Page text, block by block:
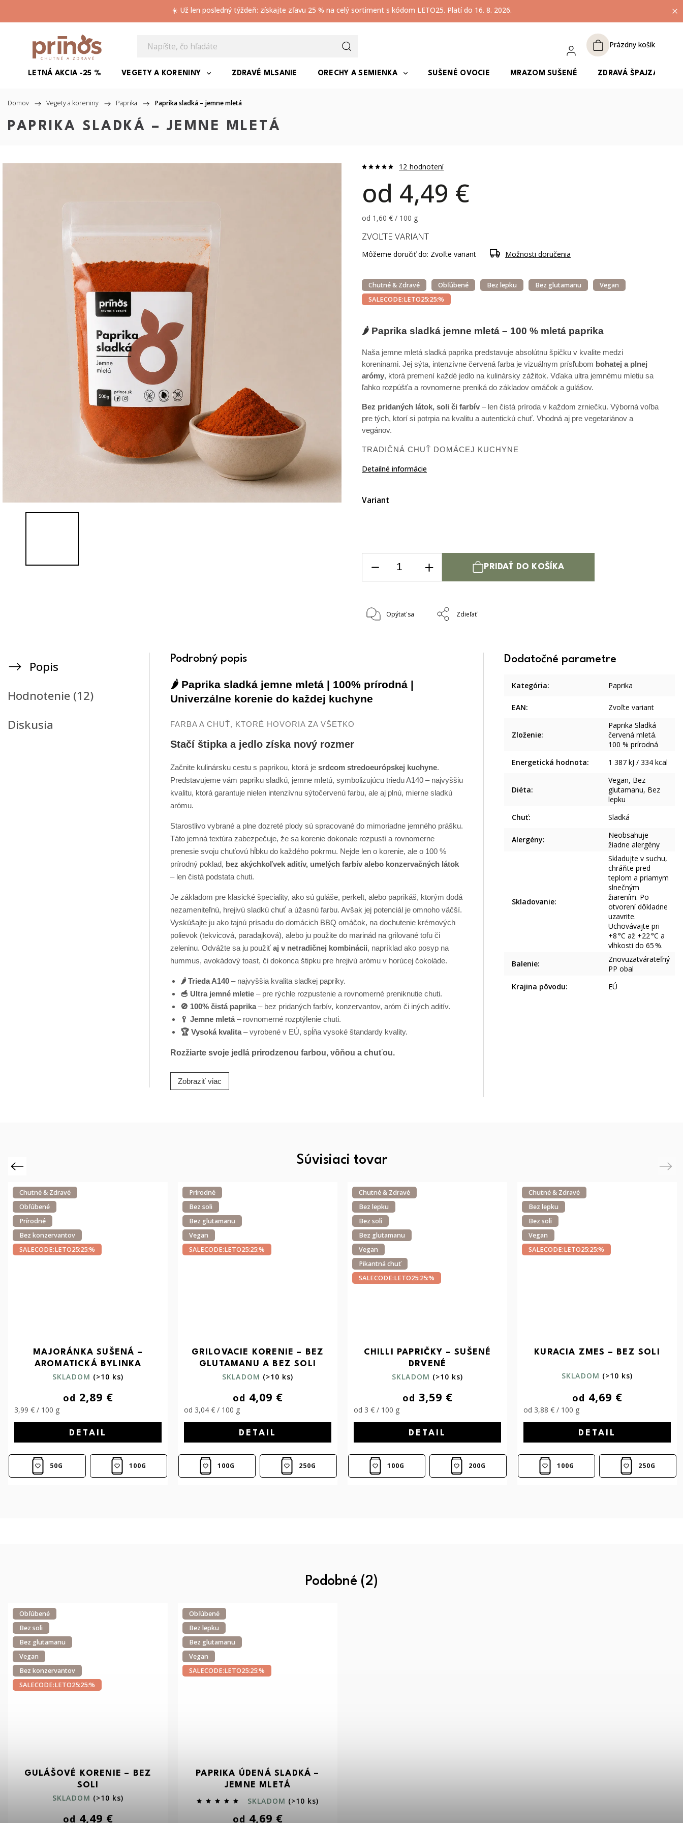
Prázdny košík
LETNÁ AKCIA -25 % VEGETY A KORENINY ZDRAVÉ MLSANIE ORECHY A SEMIENKA SUŠENÉ OVOCIE MRAZOM SUŠENÉ ZDRAVÁ ŠPAJZA
☀️ Už len posledný týždeň: získajte zľavu 25 % na celý sortiment s kódom LETO25. Platí do 16. 8. 2026.
Domov / Vegety a koreniny / Paprika / Paprika sladká – jemne mletá
PAPRIKA SLADKÁ – JEMNE MLETÁ
12 hodnotení
od 4,49 €
od 1,60 € / 100 g
Chutné & Zdravé Obľúbené Bez lepku Bez glutamanu
Vegan
SALECODE:LETO25:25:%
🌶️ Paprika sladká jemne mletá – 100 % mletá paprika
Naša jemne mletá sladká paprika predstavuje absolútnu špičku v kvalite medzi
koreninami. Jej sýta, intenzívne červená farba je vizuálnym prísľubom bohatej a plnej
arómy, ktorá premení každé jedlo na kulinársky zážitok. Vďaka ultra jemnému mletiu sa
ľahko rozpúšťa a rovnomerne preniká do základov omáčok a gulášov.
Bez pridaných látok, soli či farbív – len čistá príroda v každom zrniečku. Výborná voľba
pre tých, ktorí si potrpia na kvalitu a autentickú chuť. Vhodná aj pre vegetariánov a
vegánov.
TRADIČNÁ CHUŤ DOMÁCEJ KUCHYNE
Detailné informácie
Variant
ZVOĽTE VARIANT
Môžeme doručiť do: Zvoľte variant Možnosti doručenia
PRIDAŤ DO KOŠÍKA
Opýtať sa Zdieľať
Popis
Hodnotenie (12)
Diskusia
Podrobný popis
🌶️ Paprika sladká jemne mletá | 100% prírodná |
Univerzálne korenie do každej kuchyne
FARBA A CHUŤ, KTORÉ HOVORIA ZA VŠETKO
Stačí štipka a jedlo získa nový rozmer
Začnite kulinársku cestu s paprikou, ktorá je srdcom stredoeurópskej kuchyne.
Predstavujeme vám papriku sladkú, jemne mletú, symbolizujúcu triedu A140 – najvyššiu
kvalitu, ktorá garantuje nielen intenzívnu sýtočervenú farbu, ale aj plnú, mierne sladkú
arómu.
Starostlivo vybrané a plne dozreté plody sú spracované do mimoriadne jemného prášku.
Táto jemná textúra zabezpečuje, že sa korenie dokonale rozpustí a rovnomerne
prenesie svoju chuťovú hĺbku do každého pokrmu. Nejde len o korenie, ale o 100 %
prírodný poklad, bez akýchkoľvek aditív, umelých farbív alebo konzervačných látok
– len čistá podstata chuti.
Je základom pre klasické špeciality, ako sú guláše, perkelt, alebo paprikáš, ktorým dodá
nezameniteľnú, hrejivú sladkú chuť a úžasnú farbu. Avšak jej potenciál je omnoho väčší.
Vyskúšajte ju ako tajnú prísadu do domácich BBQ omáčok, na dochutenie krémových
polievok (tekvicová, paradajková), alebo ju použite do marinád na grilované tofu či
zeleninu. Odvážte sa ju použiť aj v netradičnej kombinácii, napríklad ako posyp na
hummus, avokádový toast, či dokonca štipku pre hrejivú arómu v horúcej čokoláde.
🌶️ Trieda A140 – najvyššia kvalita sladkej papriky.
🥣 Ultra jemné mletie – pre rýchle rozpustenie a rovnomerné preniknutie chuti.
🚫 100% čistá paprika– bez pridaných farbív, konzervantov, aróm či iných aditív.
🥄 Jemne mletá – rovnomerné rozptýlenie chuti.
🏆 Vysoká kvalita– vyrobené v EÚ, spĺňa vysoké štandardy kvality.
Rozžiarte svoje jedlá prirodzenou farbou, vôňou a chuťou.
Zobraziť viac
Dodatočné parametre
Kategória: Paprika
EAN: Zvoľte variant
Zloženie:
Paprika Sladká
červená mletá.
100 % prírodná
Energetická hodnota: 1 387 kJ / 334 kcal
Diéta:
Vegan, Bez
glutamanu, Bez
lepku
Chuť: Sladká
Alergény:
Neobsahuje
žiadne alergény
Skladovanie:
Skladujte v suchu,
chráňte pred
teplom a priamym
slnečným
žiarením. Po
otvorení dôkladne
uzavrite.
Uchovávajte pri
+8 °C až +22 °C a
vlhkosti do 65 %.
Balenie:
Znovuzatvárateľný
PP obal
Krajina pôvodu: EÚ
Súvisiaci tovar
Previous
Chutné & Zdravé
Obľúbené
Prírodné
Bez konzervantov
SALECODE:LETO25:25:%
MAJORÁNKA SUŠENÁ –
AROMATICKÁ BYLINKA
SKLADOM (>10 ks)
od 2,89 €
3,99 € / 100 g
DETAIL
50G 100G
Prírodné
Bez soli
Bez glutamanu
Vegan
SALECODE:LETO25:25:%
GRILOVACIE KORENIE – BEZ
GLUTAMANU A BEZ SOLI
SKLADOM (>10 ks)
od 4,09 €
od 3,04 € / 100 g
DETAIL
100G 250G
Chutné & Zdravé
Bez lepku
Bez soli
Bez glutamanu
Vegan
Pikantná chuť
SALECODE:LETO25:25:%
CHILLI PAPRIČKY – SUŠENÉ
DRVENÉ
SKLADOM (>10 ks)
od 3,59 €
od 3 € / 100 g
DETAIL
100G 200G
Chutné & Zdravé
Bez lepku
Bez soli
Vegan
SALECODE:LETO25:25:%
KURACIA ZMES – BEZ SOLI
SKLADOM (>10 ks)
od 4,69 €
od 3,88 € / 100 g
DETAIL
100G 250G
Next
Podobné (2)
Obľúbené
Bez soli
Bez glutamanu
Vegan
Bez konzervantov
SALECODE:LETO25:25:%
GULÁŠOVÉ KORENIE – BEZ
SOLI
SKLADOM (>10 ks)
od 4,49 €
Obľúbené
Bez lepku
Bez glutamanu
Vegan
SALECODE:LETO25:25:%
PAPRIKA ÚDENÁ SLADKÁ –
JEMNE MLETÁ
SKLADOM (>10 ks)
od 4,69 €